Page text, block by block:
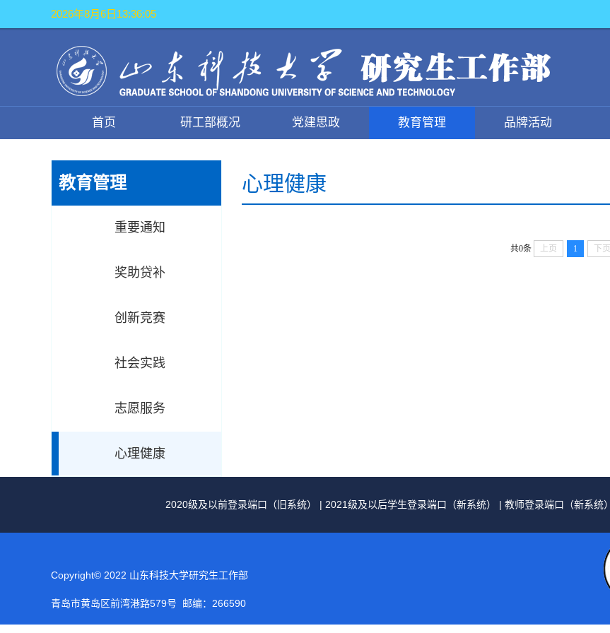
2026年8月6日13:36:05
首页 研工部概况 党建思政 教育管理 品牌活动
教育管理
重要通知
奖助贷补
创新竞赛
社会实践
志愿服务
心理健康
心理健康
共0条 上页 1 下页
2020级及以前登录端口（旧系统） | 2021级及以后学生登录端口（新系统） | 教师登录端口（新系统）
Copyright© 2022 山东科技大学研究生工作部
青岛市黄岛区前湾港路579号 邮编：266590